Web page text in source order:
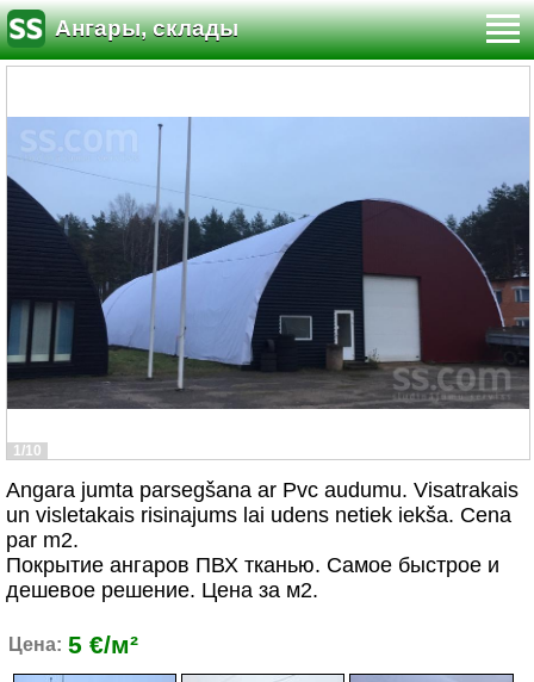
Ангары, склады
1/10
Angara jumta parsegšana ar Pvc audumu. Visatrakais
un visletakais risinajums lai udens netiek iekša. Cena
par m2.
Покрытие ангаров ПВХ тканью. Самое быстрое и
дешевое решение. Цена за м2.
Цена: 5 €/м²